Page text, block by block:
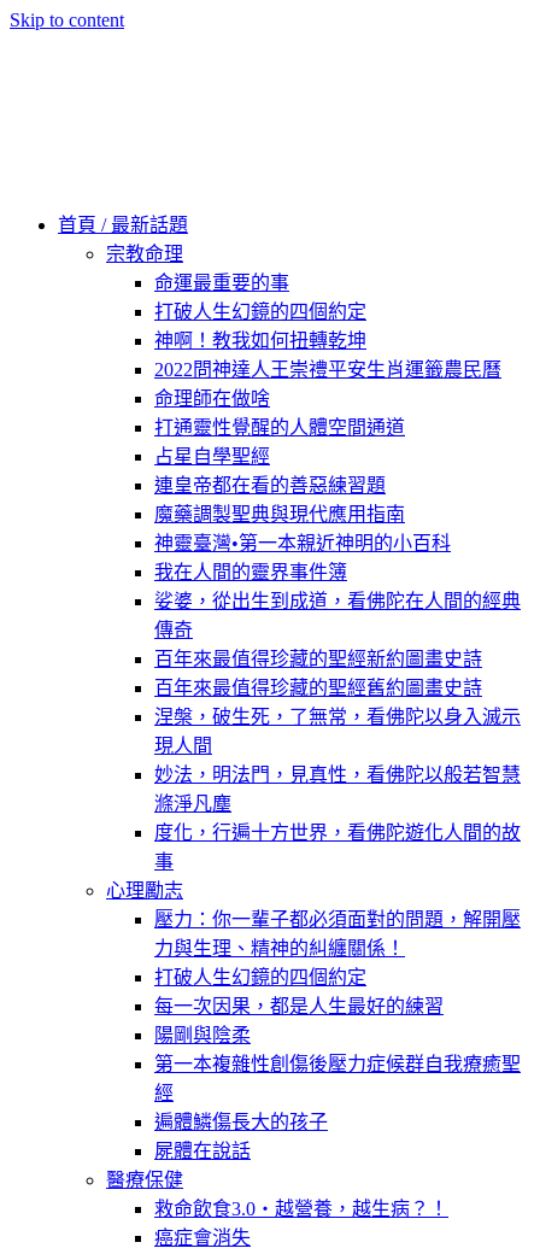
Skip to content
首頁 / 最新話題
宗教命理
命運最重要的事
打破人生幻鏡的四個約定
神啊！教我如何扭轉乾坤
2022問神達人王崇禮平安生肖運籤農民曆
命理師在做啥
打通靈性覺醒的人體空間通道
占星自學聖經
連皇帝都在看的善惡練習題
魔藥調製聖典與現代應用指南
神靈臺灣•第一本親近神明的小百科
我在人間的靈界事件簿
娑婆，從出生到成道，看佛陀在人間的經典
傳奇
百年來最值得珍藏的聖經新約圖畫史詩
百年來最值得珍藏的聖經舊約圖畫史詩
涅槃，破生死，了無常，看佛陀以身入滅示
現人間
妙法，明法門，見真性，看佛陀以般若智慧
滌淨凡塵
度化，行遍十方世界，看佛陀遊化人間的故
事
心理勵志
壓力：你一輩子都必須面對的問題，解開壓
力與生理、精神的糾纏關係！
打破人生幻鏡的四個約定
每一次因果，都是人生最好的練習
陽剛與陰柔
第一本複雜性創傷後壓力症候群自我療癒聖
經
遍體鱗傷長大的孩子
屍體在說話
醫療保健
救命飲食3.0‧越營養，越生病？！
癌症會消失